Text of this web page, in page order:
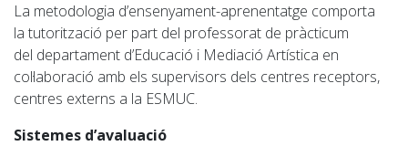
La metodologia d’ensenyament-aprenentatge comporta
la tutorització per part del professorat de pràcticum
del departament d’Educació i Mediació Artística en
col·laboració amb els supervisors dels centres receptors,
centres externs a la ESMUC.
Sistemes d’avaluació